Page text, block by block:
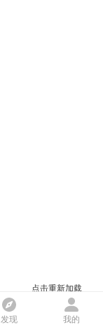
点击重新加载
发现 我的